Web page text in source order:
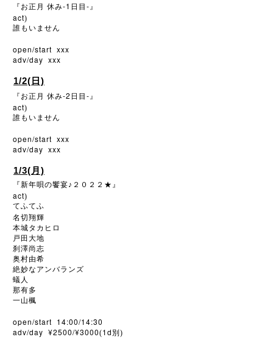
『お正月 休み-1 日目 -』
act)
誰もいません
open/start xxx
adv/day xxx
1/2(日)
『お正月 休み-2 日目 -』
act)
誰もいません
open/start xxx
adv/day xxx
1/3(月)
『新年唄の饗宴♪２０２２★』
act)
てふてふ
名切翔輝
本城タカヒロ
戸田大地
刹澤尚志
奥村由希
絶妙なアンバランズ
蟻人
那有多
一山楓
open/start 14:00/14:30
adv/day ¥2500/¥3000(1d 別)